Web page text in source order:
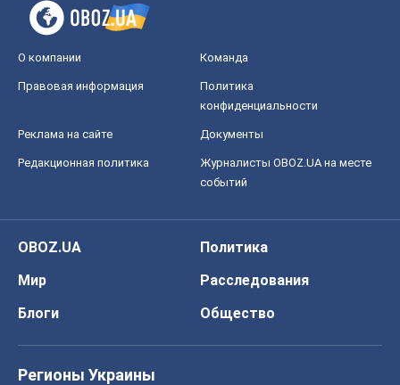
О компании Команда
Правовая информация
Политика
конфиденциальности
Реклама на сайте Документы
Редакционная политика
Журналисты OBOZ.UA на месте
событий
OBOZ.UA
Политика
Мир
Расследования
Блоги
Общество
Регионы Украины